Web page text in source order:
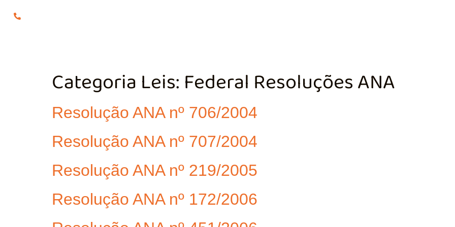
Categoria Leis: Federal Resoluções ANA
Resolução ANA nº 706/2004
Resolução ANA nº 707/2004
Resolução ANA nº 219/2005
Resolução ANA nº 172/2006